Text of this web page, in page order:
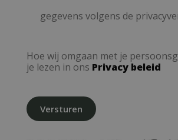
gegevens volgens de
Hoe wij omgaan met je
je lezen in ons Privacy beleid